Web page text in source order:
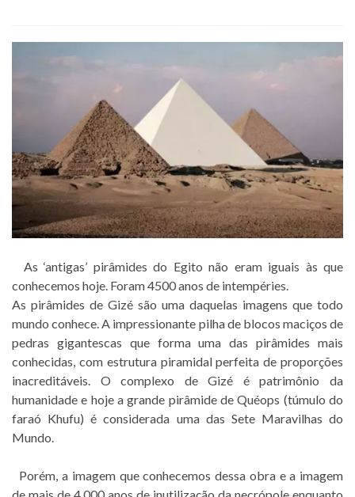
As ‘antigas’ pirâmides do Egito não eram iguais às que
conhecemos hoje. Foram 4500 anos de intempéries.
As pirâmides de Gizé são uma daquelas imagens que todo
mundo conhece. A impressionante pilha de blocos maciços de
pedras gigantescas que forma uma das pirâmides mais
conhecidas, com estrutura piramidal perfeita de proporções
inacreditáveis. O complexo de Gizé é patrimônio da
humanidade e hoje a grande pirâmide de Quéops (túmulo do
faraó Khufu) é considerada uma das Sete Maravilhas do
Mundo.
Porém, a imagem que conhecemos dessa obra e a imagem